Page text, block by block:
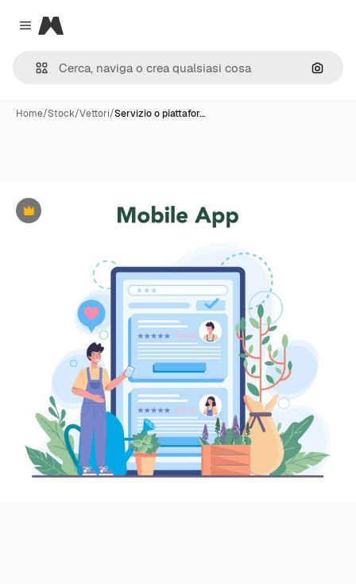
Close menu
Magnific
Cerca
Home/Stock/Vettori/Servizio o piattafor…
Premium